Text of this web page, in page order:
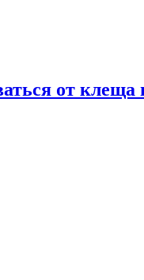
от клеща